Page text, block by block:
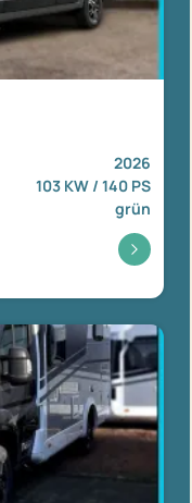
2026
103 KW / 140 PS
grün